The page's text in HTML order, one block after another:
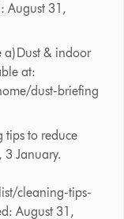
August 31,
Dust & indoor
at:
dust-briefing
tips to reduce
3 January.
cleaning-tips-
August 31,